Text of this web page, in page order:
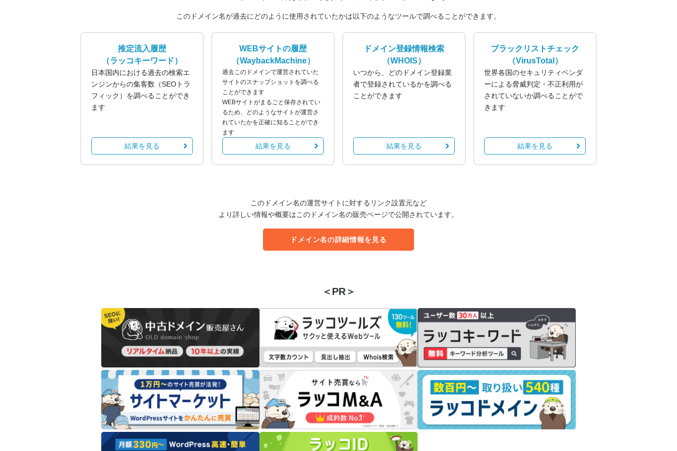
このドメイン名が過去にどのように使用されていたかは以下のようなツールで調べることができます。
推定流入履歴
（ラッコキーワード）
日本国内における過去の検索エ
ンジンからの集客数（SEOトラ
フィック）を調べることができ
ます
結果を見る
WEBサイトの履歴
（WaybackMachine）
過去このドメインで運営されていた
サイトのスナップショットを調べる
ことができます
WEBサイトがまるごと保存されてい
るため、どのようなサイトが運営さ
れていたかを正確に知ることができ
ます
結果を見る
ドメイン登録情報検索
（WHOIS）
いつから、どのドメイン登録業
者で登録されているかを調べる
ことができます
結果を見る
ブラックリストチェック
（VirusTotal）
世界各国のセキュリティベンダ
ーによる脅威判定・不正利用が
されていないか調べることがで
きます
結果を見る
このドメイン名の運営サイトに対するリンク設置元など
より詳しい情報や概要はこのドメイン名の販売ページで公開されています。
ドメイン名の詳細情報を見る
＜PR＞